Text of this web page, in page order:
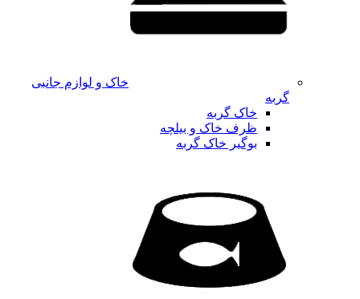
خاک و لوازم جانبی
گربه
خاک گربه
ظرف خاک و بیلچه
بوگیر خاک گربه